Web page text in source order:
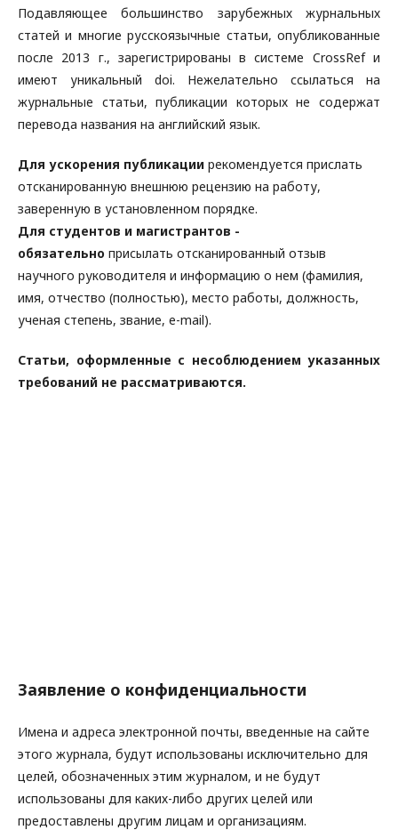
Подавляющее большинство зарубежных журнальных
статей и многие русскоязычные статьи, опубликованные
после 2013 г., зарегистрированы в системе CrossRef и
имеют уникальный doi. Нежелательно ссылаться на
журнальные статьи, публикации которых не содержат
перевода названия на английский язык.
Для ускорения публикации рекомендуется прислать
отсканированную внешнюю рецензию на работу,
заверенную в установленном порядке.
Для студентов и магистрантов -
обязательно присылать отсканированный отзыв
научного руководителя и информацию о нем (фамилия,
имя, отчество (полностью), место работы, должность,
ученая степень, звание, e-mail).
Статьи, оформленные с несоблюдением указанных
требований не рассматриваются.
Заявление о конфиденциальности
Имена и адреса электронной почты, введенные на сайте
этого журнала, будут использованы исключительно для
целей, обозначенных этим журналом, и не будут
использованы для каких-либо других целей или
предоставлены другим лицам и организациям.